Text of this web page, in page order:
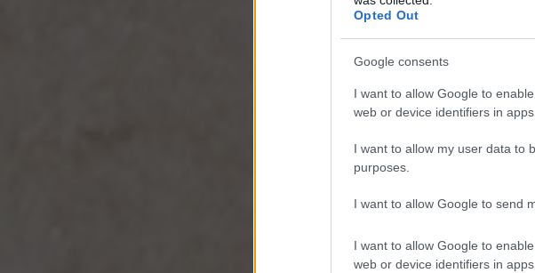
Opted Out
Google consents
I want to allow Google to
web or device identifiers in apps.
I want to allow my user data to
purposes.
I want to allow Google to send
I want to allow Google to
web or device identifiers in apps.